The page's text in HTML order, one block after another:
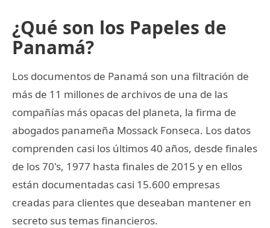
¿Qué son los Papeles de
Panamá?
Los documentos de Panamá son una filtración de
más de 11 millones de archivos de una de las
compañías más opacas del planeta, la firma de
abogados panameña Mossack Fonseca. Los datos
comprenden casi los últimos 40 años, desde finales
de los 70's, 1977 hasta finales de 2015 y en ellos
están documentadas casi 15.600 empresas
creadas para clientes que deseaban mantener en
secreto sus temas financieros.